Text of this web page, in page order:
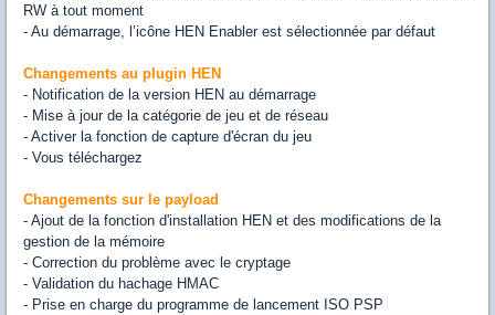
RW à tout moment
- Au démarrage, l’icône HEN Enabler est sélectionnée par défaut
Changements au plugin HEN
- Notification de la version HEN au démarrage
- Mise à jour de la catégorie de jeu et de réseau
- Activer la fonction de capture d'écran du jeu
- Vous téléchargez
Changements sur le payload
- Ajout de la fonction d'installation HEN et des modifications de la
gestion de la mémoire
- Correction du problème avec le cryptage
- Validation du hachage HMAC
- Prise en charge du programme de lancement ISO PSP